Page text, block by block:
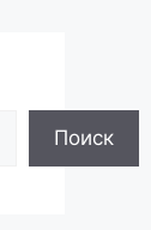
Поиск